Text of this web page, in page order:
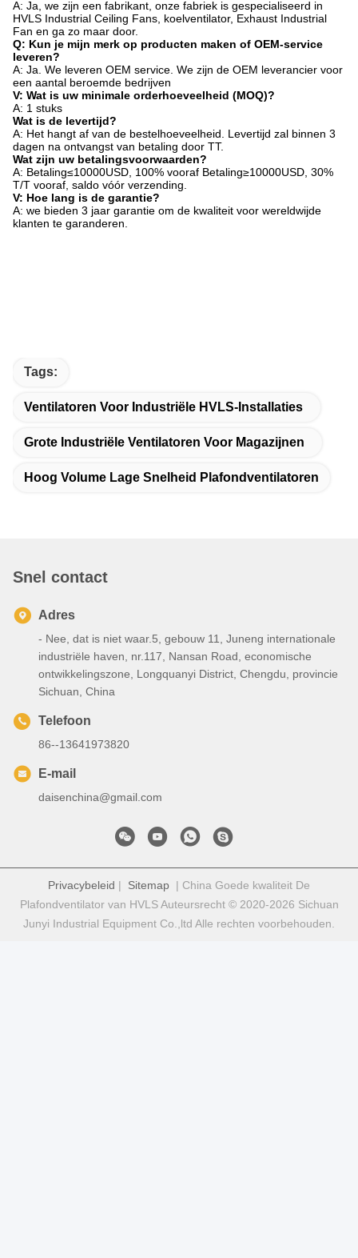
A: Ja, we zijn een fabrikant, onze fabriek is gespecialiseerd in
HVLS Industrial Ceiling Fans, koelventilator, Exhaust Industrial
Fan en ga zo maar door.
Q: Kun je mijn merk op producten maken of OEM-service
leveren?
A: Ja. We leveren OEM service. We zijn de OEM leverancier voor
een aantal beroemde bedrijven
V: Wat is uw minimale orderhoeveelheid (MOQ)?
A: 1 stuks
Wat is de levertijd?
A: Het hangt af van de bestelhoeveelheid. Levertijd zal binnen 3
dagen na ontvangst van betaling door TT.
Wat zijn uw betalingsvoorwaarden?
A: Betaling≤10000USD, 100% vooraf Betaling≥10000USD, 30%
T/T vooraf, saldo vóór verzending.
V: Hoe lang is de garantie?
A: we bieden 3 jaar garantie om de kwaliteit voor wereldwijde
klanten te garanderen.
Tags:
Ventilatoren Voor Industriële HVLS-Installaties
Grote Industriële Ventilatoren Voor Magazijnen
Hoog Volume Lage Snelheid Plafondventilatoren
Snel contact
Adres
- Nee, dat is niet waar.5, gebouw 11, Juneng internationale
industriële haven, nr.117, Nansan Road, economische
ontwikkelingszone, Longquanyi District, Chengdu, provincie
Sichuan, China
Telefoon
86--13641973820
E-mail
daisenchina@gmail.com
Privacybeleid | Sitemap | China Goede kwaliteit De
Plafondventilator van HVLS Auteursrecht © 2020-2026 Sichuan
Junyi Industrial Equipment Co.,ltd Alle rechten voorbehouden.